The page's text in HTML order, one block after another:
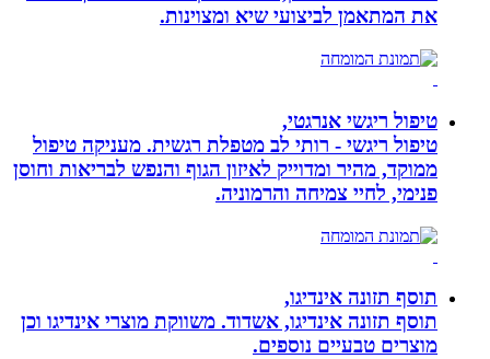
את המתאמן לביצועי שיא ומצוינות.
טיפול ריגשי אנרגטי,
טיפול ריגשי - רותי לב מטפלת רגשית. מעניקה טיפול
ממוקד, מהיר ומדוייק לאיזון הגוף והנפש לבריאות וחוסן
פנימי, לחיי צמיחה והרמוניה.
תוסף תזונה אינדיגו,
תוסף תזונה אינדיגו, אשדוד. משווקת מוצרי אינדיגו וכן
מוצרים טבעיים נוספים.